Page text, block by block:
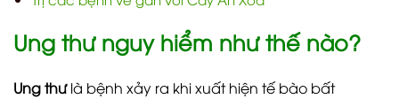
Ung thư nguy hiểm như thế nào?
Ung thưlà bệnh xảy ra khi xuất hiện tế bào bất